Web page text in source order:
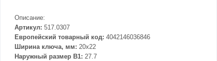
Описание:
Артикул: 517.0307
Европейский товарный код: 4042146036846
Ширина ключа, мм: 20x22
Наружный размер В1: 27.7